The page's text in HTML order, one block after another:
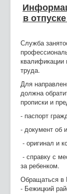
в
Служба
квалификации
труда.
Для
должна
прописки и
- паспорт
- документ об
- оригинал и
- справку с
за ребенком.
Обращаться
- Бежицкий